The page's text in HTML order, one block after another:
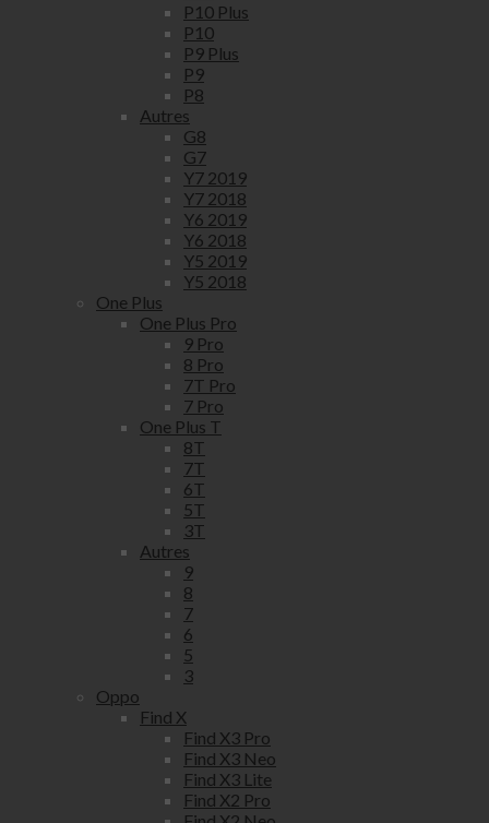
P10 Plus
P10
P9 Plus
P9
P8
Autres
G8
G7
Y7 2019
Y7 2018
Y6 2019
Y6 2018
Y5 2019
Y5 2018
One Plus
One Plus Pro
9 Pro
8 Pro
7T Pro
7 Pro
One Plus T
8T
7T
6T
5T
3T
Autres
9
8
7
6
5
3
Oppo
Find X
Find X3 Pro
Find X3 Neo
Find X3 Lite
Find X2 Pro